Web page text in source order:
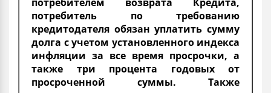
потребитель по требованию
кредитодателя обязан уплатить сумму
долга с учетом установленного индекса
инфляции за все время просрочки, а
также три процента годовых от
просроченной суммы. Также